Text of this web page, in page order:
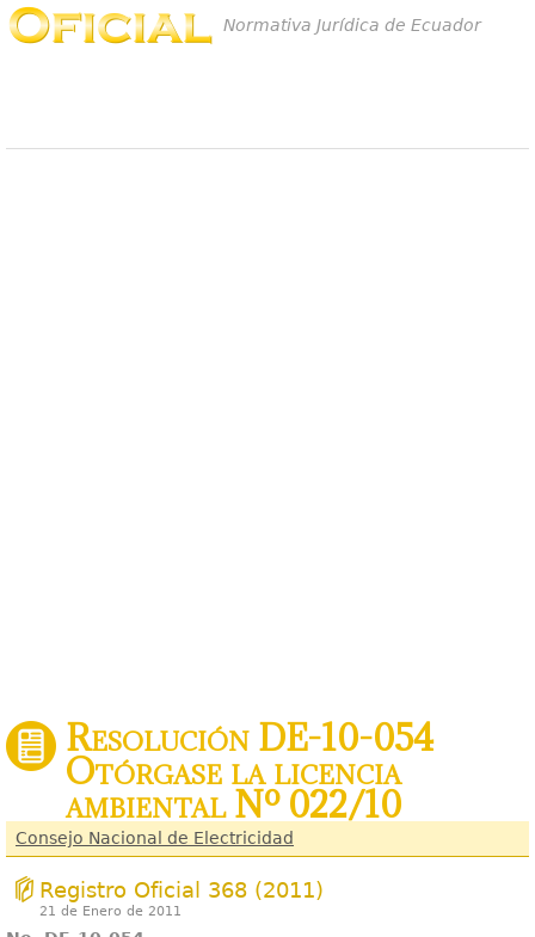
Normativa Jurídica de Ecuador
Resolución DE-10-054
Otórgase la licencia
ambiental Nº 022/10
Consejo Nacional de Electricidad
Registro Oficial 368 (2011)
21 de Enero de 2011